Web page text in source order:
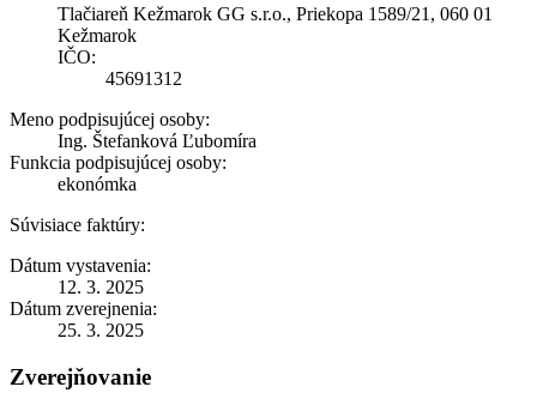
Tlačiareň Kežmarok GG s.r.o., Priekopa 1589/21, 060 01
Kežmarok
IČO:
45691312
Meno podpisujúcej osoby:
Ing. Štefanková Ľubomíra
Funkcia podpisujúcej osoby:
ekonómka
Súvisiace faktúry:
Dátum vystavenia:
12. 3. 2025
Dátum zverejnenia:
25. 3. 2025
Zverejňovanie